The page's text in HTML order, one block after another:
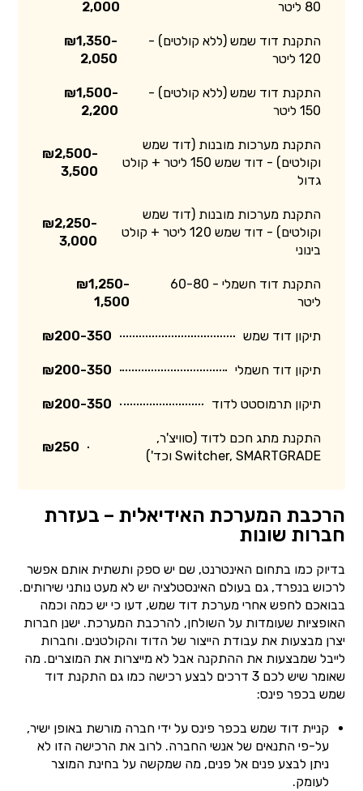
80 ליטר 2,000
התקנת דוד שמש (ללא קולטים) -
120 ליטר
₪1,350-
2,050
התקנת דוד שמש (ללא קולטים) -
150 ליטר
₪1,500-
2,200
התקנת מערכות מובנות (דוד שמש
וקולטים) - דוד שמש 150 ליטר + קולט
גדול
₪2,500-
3,500
התקנת מערכות מובנות (דוד שמש
וקולטים) - דוד שמש 120 ליטר + קולט
בינוני
₪2,250-
3,000
התקנת דוד חשמלי - 60-80
ליטר
₪1,250-
1,500
תיקון דוד שמש ₪200-350
תיקון דוד חשמלי ₪200-350
תיקון תרמוסטט לדוד ₪200-350
התקנת מתג חכם לדוד (סוויצ'ר,
Switcher, SMARTGRADE וכד')
₪250
הרכבת המערכת האידיאלית – בעזרת
חברות שונות
בדיוק כמו בתחום האינטרנט, שם יש ספק ותשתית אותם אפשר
לרכוש בנפרד, גם בעולם האינסטלציה יש לא מעט נותני שירותים.
בבואכם לחפש אחרי מערכת דוד שמש, דעו כי יש כמה וכמה
האופציות שעומדות על השולחן, להרכבת המערכת. ישנן חברות
יצרן מבצעות את עבודת הייצור של הדוד והקולטנים. וחברות
לייבל שמבצעות את ההתקנה אבל לא מייצרות את המוצרים. מה
שאומר שיש לכם 3 דרכים לבצע רכישה כמו גם התקנת דוד
שמש בכפר פינס:
קניית דוד שמש בכפר פינס על ידי חברה מורשת באופן ישיר,
על-פי התנאים של אנשי החברה. לרוב את הרכישה הזו לא
ניתן לבצע פנים אל פנים, מה שמקשה על בחינת המוצר
לעומק.